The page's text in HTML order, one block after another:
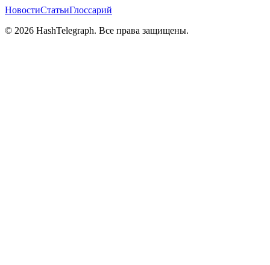
НовостиСтатьиГлоссарий
© 2026 HashTelegraph. Все права защищены.